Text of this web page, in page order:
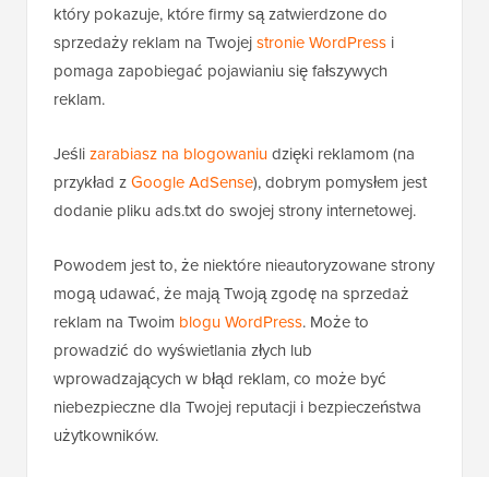
który pokazuje, które firmy są zatwierdzone do
sprzedaży reklam na Twojejstronie WordPress i
pomaga zapobiegać pojawianiu się fałszywych
reklam.
Jeślizarabiasz na blogowaniudzięki reklamom (na
przykład zGoogle AdSense), dobrym pomysłem jest
dodanie pliku ads.txt do swojej strony internetowej.
Powodem jest to, że niektóre nieautoryzowane strony
mogą udawać, że mają Twoją zgodę na sprzedaż
reklam na Twoim blogu WordPress. Może to
prowadzić do wyświetlania złych lub
wprowadzających w błąd reklam, co może być
niebezpieczne dla Twojej reputacji i bezpieczeństwa
użytkowników.